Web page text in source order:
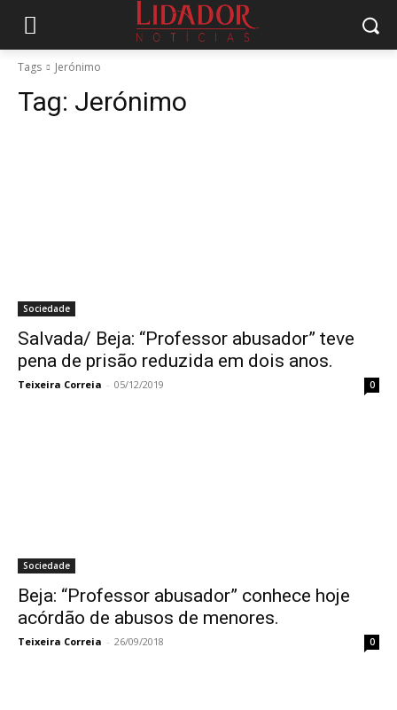
Tags Jerónimo
Tag: Jerónimo
Sociedade
Salvada/ Beja: “Professor abusador” teve
pena de prisão reduzida em dois anos.
Teixeira Correia - 05/12/2019 0
Sociedade
Beja: “Professor abusador” conhece hoje
acórdão de abusos de menores.
Teixeira Correia - 26/09/2018 0